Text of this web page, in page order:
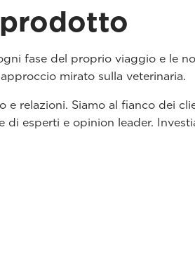
fase del proprio viaggio e le
mirato sulla veterinaria.
relazioni. Siamo al fianco dei
esperti e opinion leader.